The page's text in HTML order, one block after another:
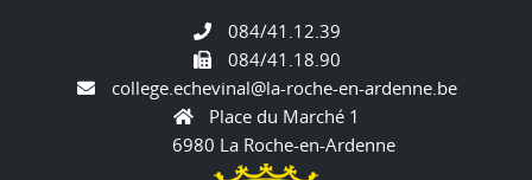
084/41.12.39
084/41.18.90
college.echevinal@la-roche-en-ardenne.be
Place du Marché 1
6980 La Roche-en-Ardenne